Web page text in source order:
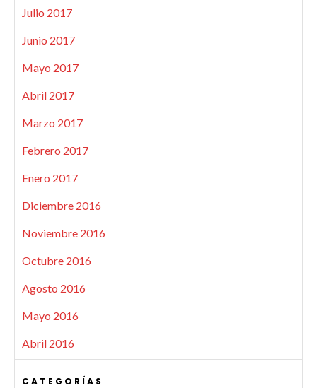
Julio 2017
Junio 2017
Mayo 2017
Abril 2017
Marzo 2017
Febrero 2017
Enero 2017
Diciembre 2016
Noviembre 2016
Octubre 2016
Agosto 2016
Mayo 2016
Abril 2016
CATEGORÍAS